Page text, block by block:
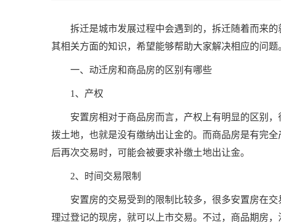
拆迁是城市发展过程中会遇到的，拆迁随着而来
其相关方面的知识，希望能够帮助大家解决相应的问题
一、动迁房和商品房的区别有哪些
1、产权
安置房相对于商品房而言，产权上有明显的区别
拨土地，也就是没有缴纳出让金的。而商品房是有完
后再次交易时，可能会被要求补缴土地出让金。
2、时间交易限制
安置房的交易受到的限制比较多，很多安置房在
理过登记的现房，就可以上市交易。不过，商品期房，